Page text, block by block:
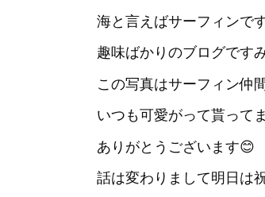
海と言えばサーフィンで
趣味ばかりのブログです
この写真はサーフィン仲
いつも可愛がって貰って
ありがとうございます😊
話は変わりまして明日は